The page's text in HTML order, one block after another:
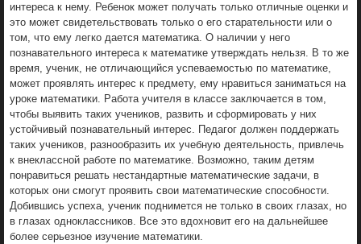
интереса к нему. Ребенок может получать только отличные оценки и
это может свидетельствовать только о его старательности или о
том, что ему легко дается математика. О наличии у него
познавательного интереса к математике утверждать нельзя. В то же
время, ученик, не отличающийся успеваемостью по математике,
может проявлять интерес к предмету, ему нравиться заниматься на
уроке математики. Работа учителя в классе заключается в том,
чтобы выявить таких учеников, развить и сформировать у них
устойчивый познавательный интерес. Педагог должен поддержать
таких учеников, разнообразить их учебную деятельность, привлечь
к внеклассной работе по математике. Возможно, таким детям
понравиться решать нестандартные математические задачи, в
которых они смогут проявить свои математические способности.
Добившись успеха, ученик поднимется не только в своих глазах, но
в глазах одноклассников. Все это вдохновит его на дальнейшее
более серьезное изучение математики.